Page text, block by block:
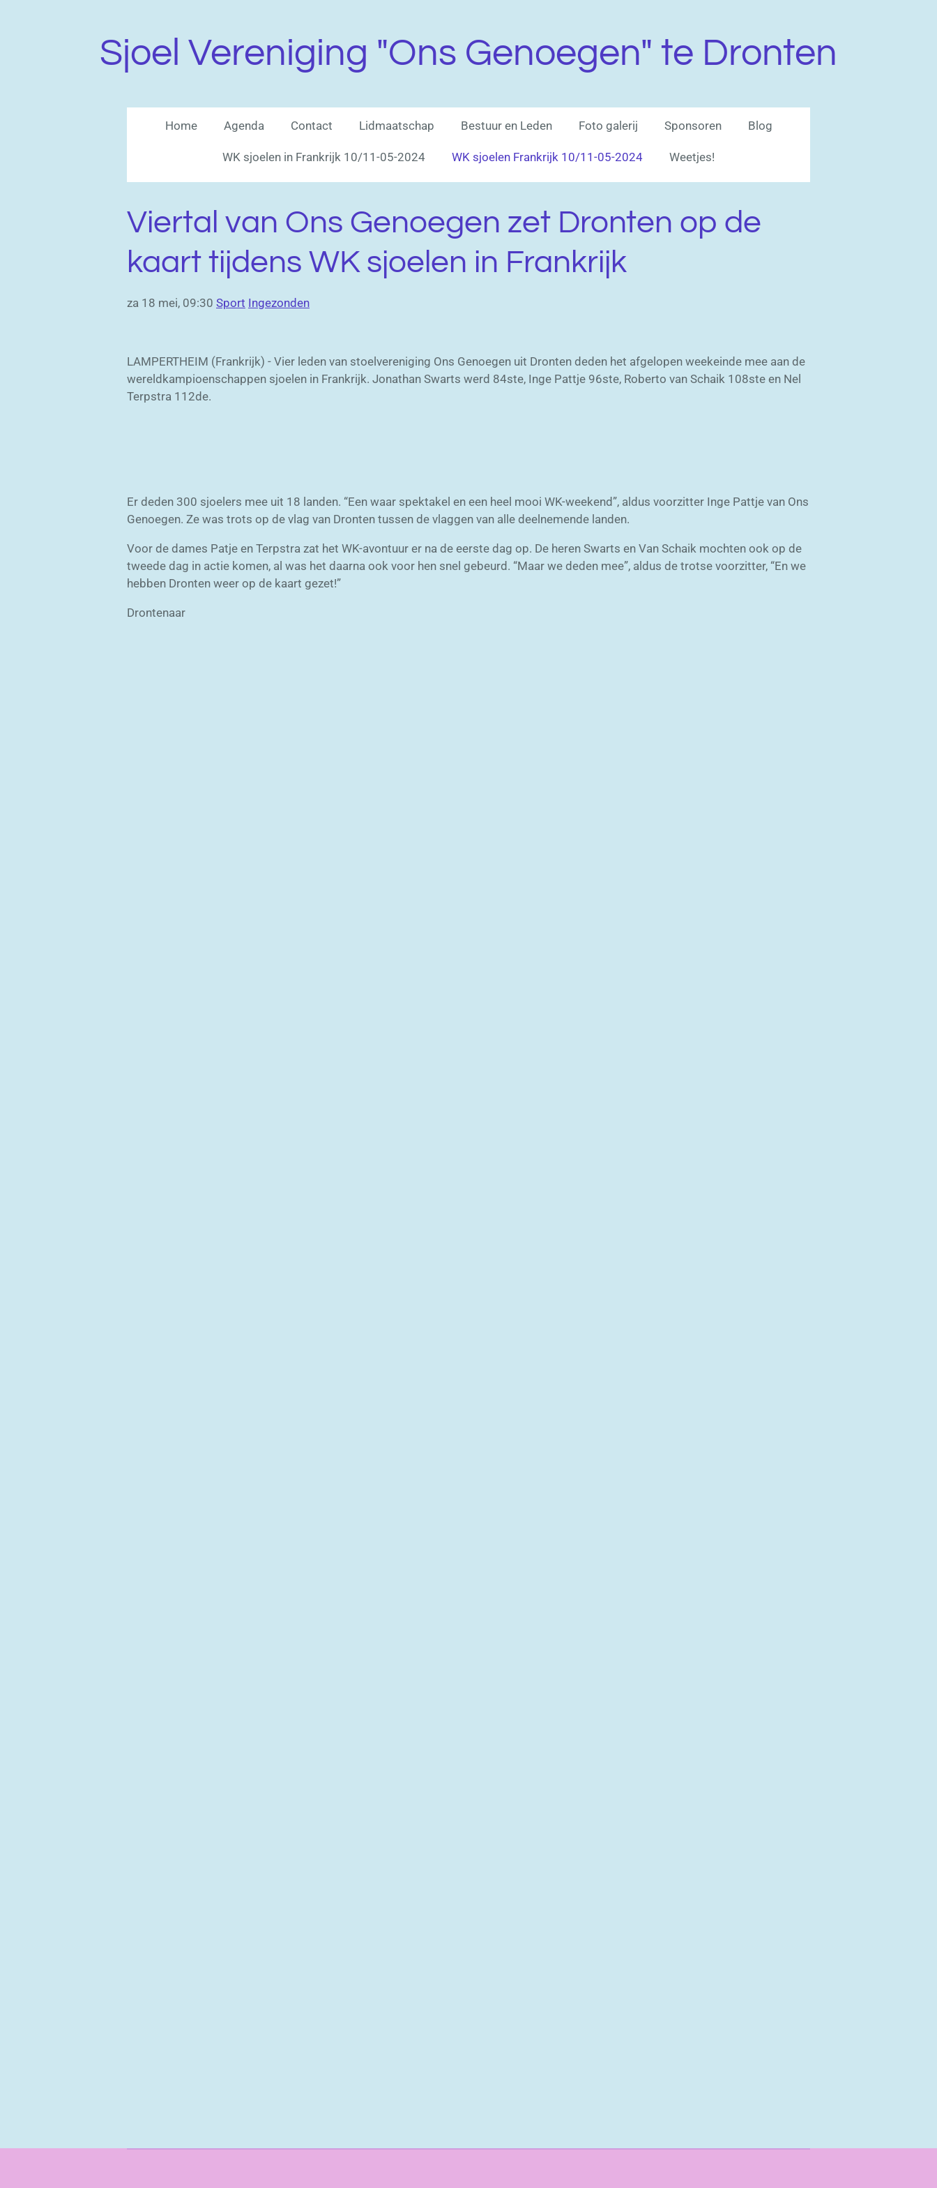
Sjoel Vereniging "Ons Genoegen" te Dronten
Home Agenda Contact Lidmaatschap Bestuur en Leden Foto galerij Sponsoren Blog
WK sjoelen in Frankrijk 10/11-05-2024 WK sjoelen Frankrijk 10/11-05-2024 Weetjes!
Viertal van Ons Genoegen zet Dronten op de
kaart tijdens WK sjoelen in Frankrijk
za 18 mei, 09:30 Sport Ingezonden
LAMPERTHEIM (Frankrijk) - Vier leden van stoelvereniging Ons Genoegen uit Dronten deden het afgelopen weekeinde mee aan de
wereldkampioenschappen sjoelen in Frankrijk. Jonathan Swarts werd 84ste, Inge Pattje 96ste, Roberto van Schaik 108ste en Nel
Terpstra 112de.
Er deden 300 sjoelers mee uit 18 landen. “Een waar spektakel en een heel mooi WK-weekend”, aldus voorzitter Inge Pattje van Ons
Genoegen. Ze was trots op de vlag van Dronten tussen de vlaggen van alle deelnemende landen.
Voor de dames Patje en Terpstra zat het WK-avontuur er na de eerste dag op. De heren Swarts en Van Schaik mochten ook op de
tweede dag in actie komen, al was het daarna ook voor hen snel gebeurd. “Maar we deden mee”, aldus de trotse voorzitter, “En we
hebben Dronten weer op de kaart gezet!”
Drontenaar